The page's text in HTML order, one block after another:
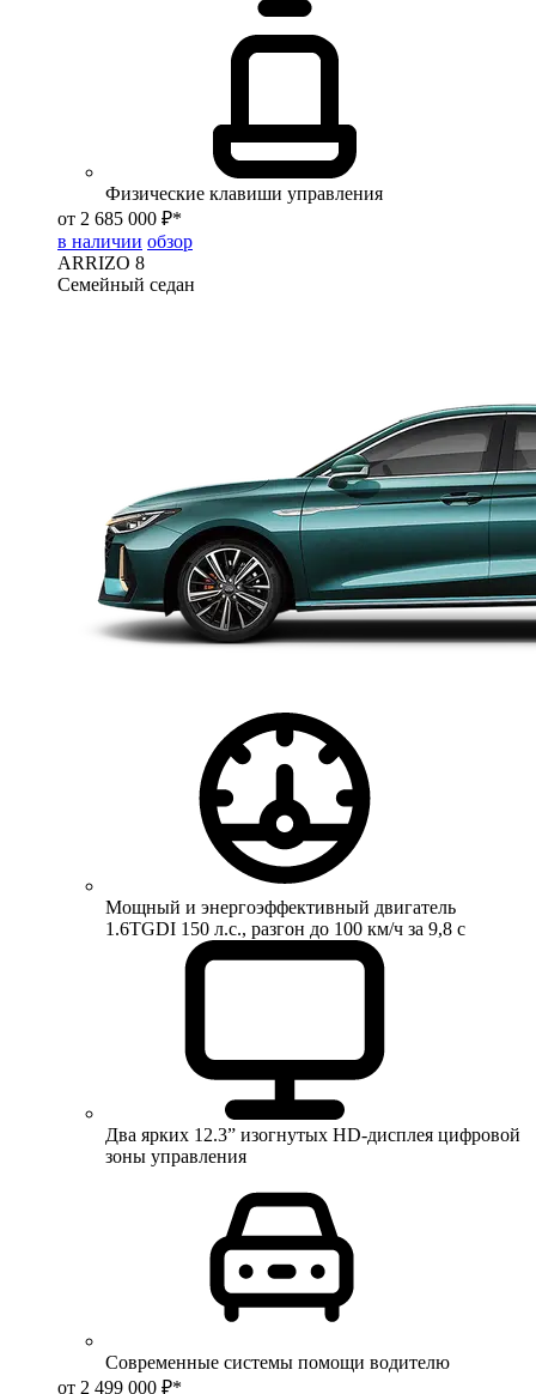
Физические клавиши управления
от 2 685 000 ₽*
в наличии обзор
ARRIZO 8
Семейный седан
Мощный и энергоэффективный двигатель
1.6TGDI 150 л.с., разгон до 100 км/ч за 9,8 с
Два ярких 12.3” изогнутых HD-дисплея цифровой
зоны управления
Современные системы помощи водителю
от 2 499 000 ₽*